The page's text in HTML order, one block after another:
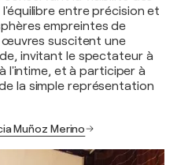
entre précision et
empreintes de
œuvres suscitent une
invitant le spectateur à
l'intime, et à participer à
la simple représentation
Muñoz Merino